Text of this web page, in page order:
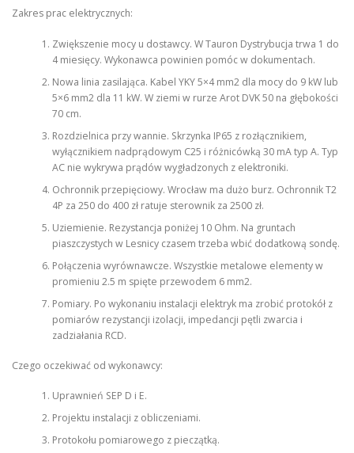
Zakres prac elektrycznych:
Zwiększenie mocy u dostawcy. W Tauron Dystrybucja trwa 1 do
4 miesięcy. Wykonawca powinien pomóc w dokumentach.
Nowa linia zasilająca. Kabel YKY 5×4 mm2 dla mocy do 9 kW lub
5×6 mm2 dla 11 kW. W ziemi w rurze Arot DVK 50 na głębokości
70 cm.
Rozdzielnica przy wannie. Skrzynka IP65 z rozłącznikiem,
wyłącznikiem nadprądowym C25 i różnicówką 30 mA typ A. Typ
AC nie wykrywa prądów wygładzonych z elektroniki.
Ochronnik przepięciowy. Wrocław ma dużo burz. Ochronnik T2
4P za 250 do 400 zł ratuje sterownik za 2500 zł.
Uziemienie. Rezystancja poniżej 10 Ohm. Na gruntach
piaszczystych w Lesnicy czasem trzeba wbić dodatkową sondę.
Połączenia wyrównawcze. Wszystkie metalowe elementy w
promieniu 2.5 m spięte przewodem 6 mm2.
Pomiary. Po wykonaniu instalacji elektryk ma zrobić protokół z
pomiarów rezystancji izolacji, impedancji pętli zwarcia i
zadziałania RCD.
Czego oczekiwać od wykonawcy:
Uprawnień SEP D i E.
Projektu instalacji z obliczeniami.
Protokołu pomiarowego z pieczątką.